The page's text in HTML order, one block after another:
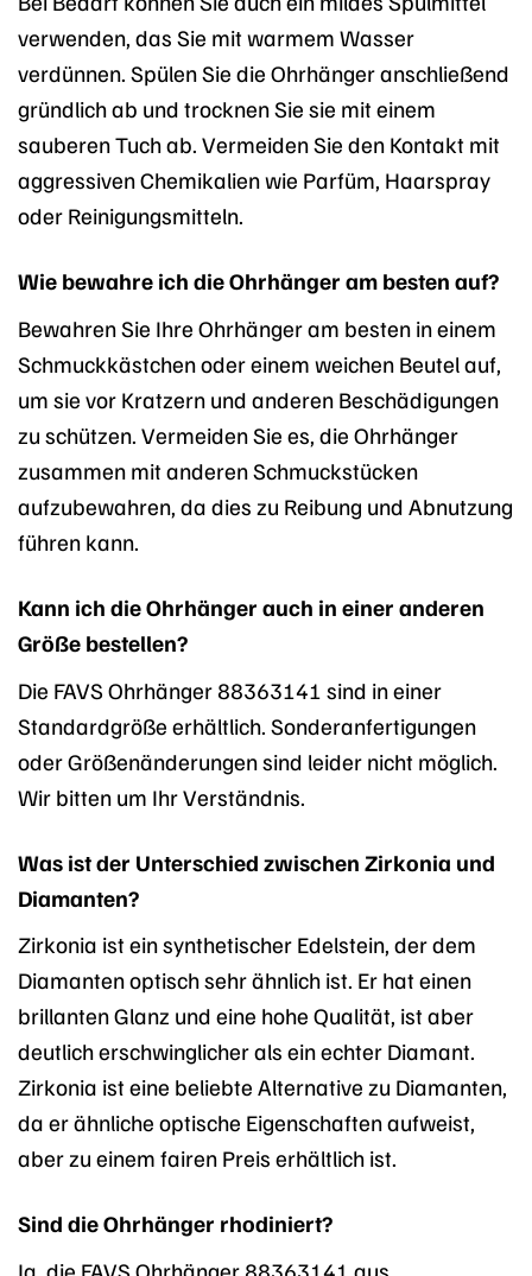
verwenden, das Sie mit warmem Wasser
verdünnen. Spülen Sie die Ohrhänger anschließend
gründlich ab und trocknen Sie sie mit einem
sauberen Tuch ab. Vermeiden Sie den Kontakt mit
aggressiven Chemikalien wie Parfüm, Haarspray
oder Reinigungsmitteln.
Wie bewahre ich die Ohrhänger am besten auf?
Bewahren Sie Ihre Ohrhänger am besten in einem
Schmuckkästchen oder einem weichen Beutel auf,
um sie vor Kratzern und anderen Beschädigungen
zu schützen. Vermeiden Sie es, die Ohrhänger
zusammen mit anderen Schmuckstücken
aufzubewahren, da dies zu Reibung und Abnutzung
führen kann.
Kann ich die Ohrhänger auch in einer anderen
Größe bestellen?
Die FAVS Ohrhänger 88363141 sind in einer
Standardgröße erhältlich. Sonderanfertigungen
oder Größenänderungen sind leider nicht möglich.
Wir bitten um Ihr Verständnis.
Was ist der Unterschied zwischen Zirkonia und
Diamanten?
Zirkonia ist ein synthetischer Edelstein, der dem
Diamanten optisch sehr ähnlich ist. Er hat einen
brillanten Glanz und eine hohe Qualität, ist aber
deutlich erschwinglicher als ein echter Diamant.
Zirkonia ist eine beliebte Alternative zu Diamanten,
da er ähnliche optische Eigenschaften aufweist,
aber zu einem fairen Preis erhältlich ist.
Sind die Ohrhänger rhodiniert?
Ja, die FAVS Ohrhänger 88363141 aus